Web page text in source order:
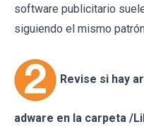
software publicitario
siguiendo el mismo
Revise si hay
adware en la carpeta /